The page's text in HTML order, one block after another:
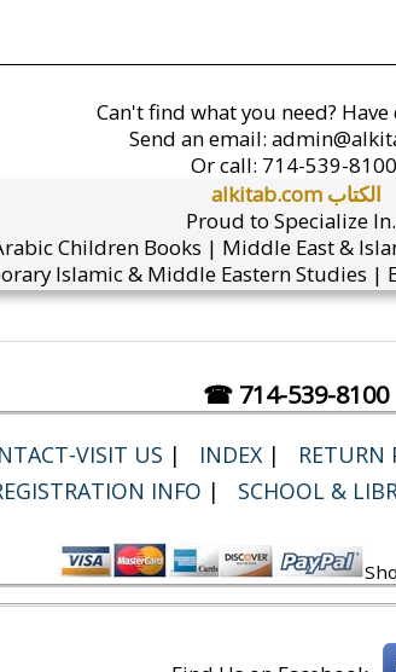
Can't find what you need?
Send an email:
Or call: 714-539-
alkitab.com الكتاب
Proud to Specialize
Children Books | Middle East &
Islamic & Middle Eastern Studies
☎ 714-539-8100
VISIT US | INDEX | RETURN
INFO | SCHOOL &